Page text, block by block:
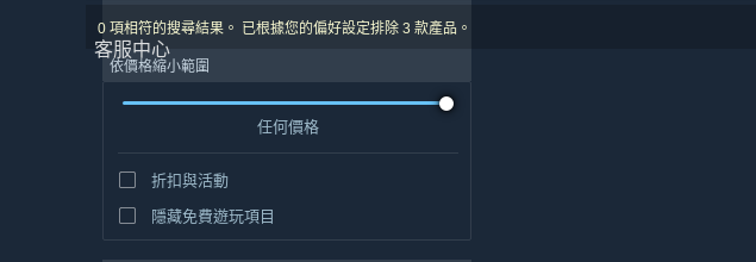
客服中心
0 項相符的搜尋結果。 已根據您的偏好設定排除 3 款產品。
依價格縮小範圍
任何價格
折扣與活動
隱藏免費遊玩項目